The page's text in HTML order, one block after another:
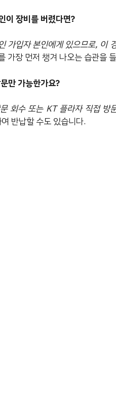
이 장비를 버렸다면?
가입자 본인에게 있으므로, 이
가장 먼저 챙겨 나오는 습관을
만 가능한가요?
회수 또는 KT 플라자 직접 방
반납할 수도 있습니다.